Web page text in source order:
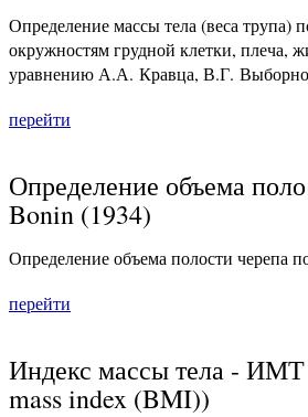
Определение массы тела (веса трупа)
окружностям грудной клетки, плеча,
уравнению А.А. Кравца, В.Г.
перейти
Определение объема
Bonin (1934)
Определение объема полости черепа
перейти
Индекс массы тела - ИМТ
mass index (BMI))